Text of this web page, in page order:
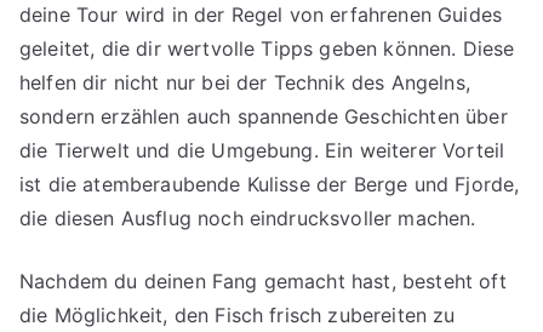
deine Tour wird in der Regel von erfahrenen Guides
geleitet, die dir wertvolle Tipps geben können. Diese
helfen dir nicht nur bei der Technik des Angelns,
sondern erzählen auch spannende Geschichten über
die Tierwelt und die Umgebung. Ein weiterer Vorteil
ist die atemberaubende Kulisse der Berge und Fjorde,
die diesen Ausflug noch eindrucksvoller machen.
Nachdem du deinen Fang gemacht hast, besteht oft
die Möglichkeit, den Fisch frisch zubereiten zu